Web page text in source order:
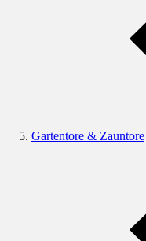
Gartentore & Zauntore